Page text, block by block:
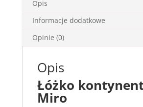
Opis
Informacje dodatkowe
Opinie (0)
Opis
Łóżko
Miro